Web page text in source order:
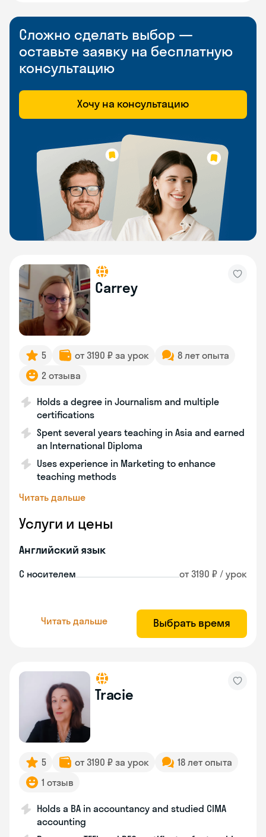
Сложно сделать выбор —
оставьте заявку на бесплатную
консультацию
Хочу на консультацию
Carrey
5 от 3190 ₽ за урок
8 лет опыта
2 отзыва
Holds a degree in Journalism and multiple
certifications
Spent several years teaching in Asia and earned
an International Diploma
Uses experience in Marketing to enhance
teaching methods
Читать дальше
Услуги и цены
Английский язык
С носителем от 3190 ₽ / урок
Читать дальше Выбрать время
Tracie
5 от 3190 ₽ за урок
18 лет опыта
1 отзыв
Holds a BA in accountancy and studied CIMA
accounting